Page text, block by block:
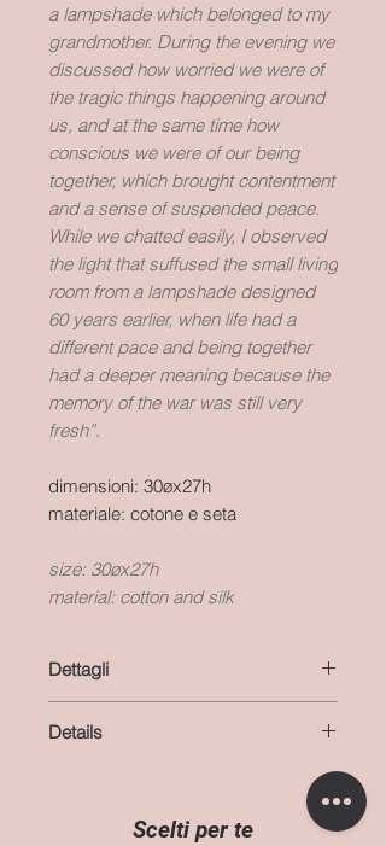
a lampshade which belonged to my
grandmother. During the evening we
discussed how worried we were of
the tragic things happening around
us, and at the same time how
conscious we were of our being
together, which brought contentment
and a sense of suspended peace.
While we chatted easily, I observed
the light that suffused the small living
room from a lampshade designed
60 years earlier, when life had a
different pace and being together
had a deeper meaning because the
memory of the war was still very
fresh”.
dimensioni: 30øx27h
materiale: cotone e seta
size: 30øx27h
material: cotton and silk
Dettagli
materiale: cotone e seta
Details
Scelti per te